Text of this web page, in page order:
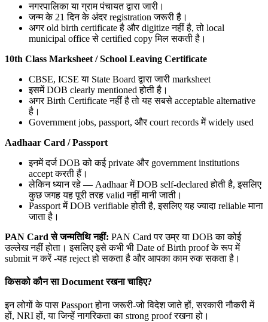
नगरपालिका या ग्राम पंचायत द्वारा जारी।
जन्म के 21 दिन के अंदर registration जरूरी है।
अगर old birth certificate है और digitize नहीं है, तो local
municipal office से certified copy मिल सकती है।
10th Class Marksheet / School Leaving Certificate
CBSE, ICSE या State Board द्वारा जारी marksheet
इसमें DOB clearly mentioned होती है।
अगर Birth Certificate नहीं है तो यह सबसे acceptable alternative
है।
Government jobs, passport, और court records में widely used
Aadhaar Card / Passport
इनमें दर्ज DOB को कई private और government institutions
accept करती हैं।
लेकिन ध्यान रहे — Aadhaar में DOB self-declared होती है, इसलिए
कुछ जगह यह पूरी तरह valid नहीं मानी जाती।
Passport में DOB verifiable होती है, इसलिए यह ज्यादा reliable माना
जाता है।
PAN Cardसे जन्मतिथि नहीं: PAN Card पर उम्र या DOB का कोई
उल्लेख नहीं होता। इसलिए इसे कभी भी Date of Birth proof के रूप में
submit न करें -यह reject हो सकता है और आपका काम रुक सकता है।
किसको कौन सा Document रखना चाहिए?
इन लोगों के पास Passport होना जरूरी-जो विदेश जाते हों, सरकारी नौकरी में
हों, NRI हों, या जिन्हें नागरिकता का strong proof रखना हो।